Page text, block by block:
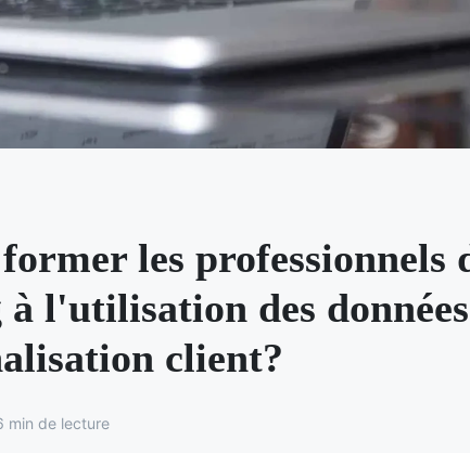
les professionnels
l'utilisation des
client?
min de lecture